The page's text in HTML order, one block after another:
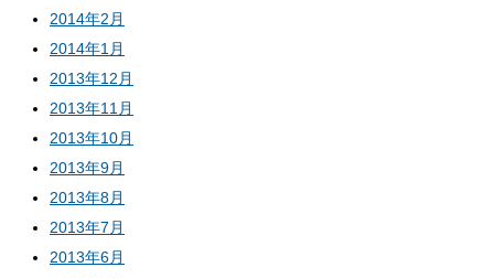
2014年2月
2014年1月
2013年12月
2013年11月
2013年10月
2013年9月
2013年8月
2013年7月
2013年6月